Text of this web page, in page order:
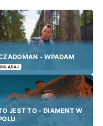
- WPADAM
OGLĄDAJ
JEST TO - DIAMENT W